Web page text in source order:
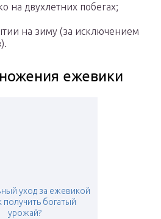
на двухлетних побегах;
на зиму (за исключением
ежевики
уход за ежевикой
получить богатый
урожай?